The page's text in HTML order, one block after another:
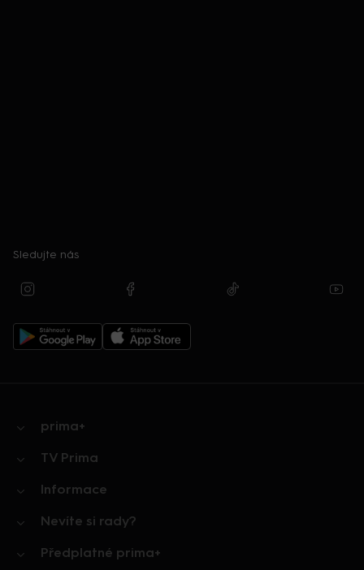
Sledujte nás
prima+
TV Prima
Informace
Nevíte si rady?
Předplatné prima+